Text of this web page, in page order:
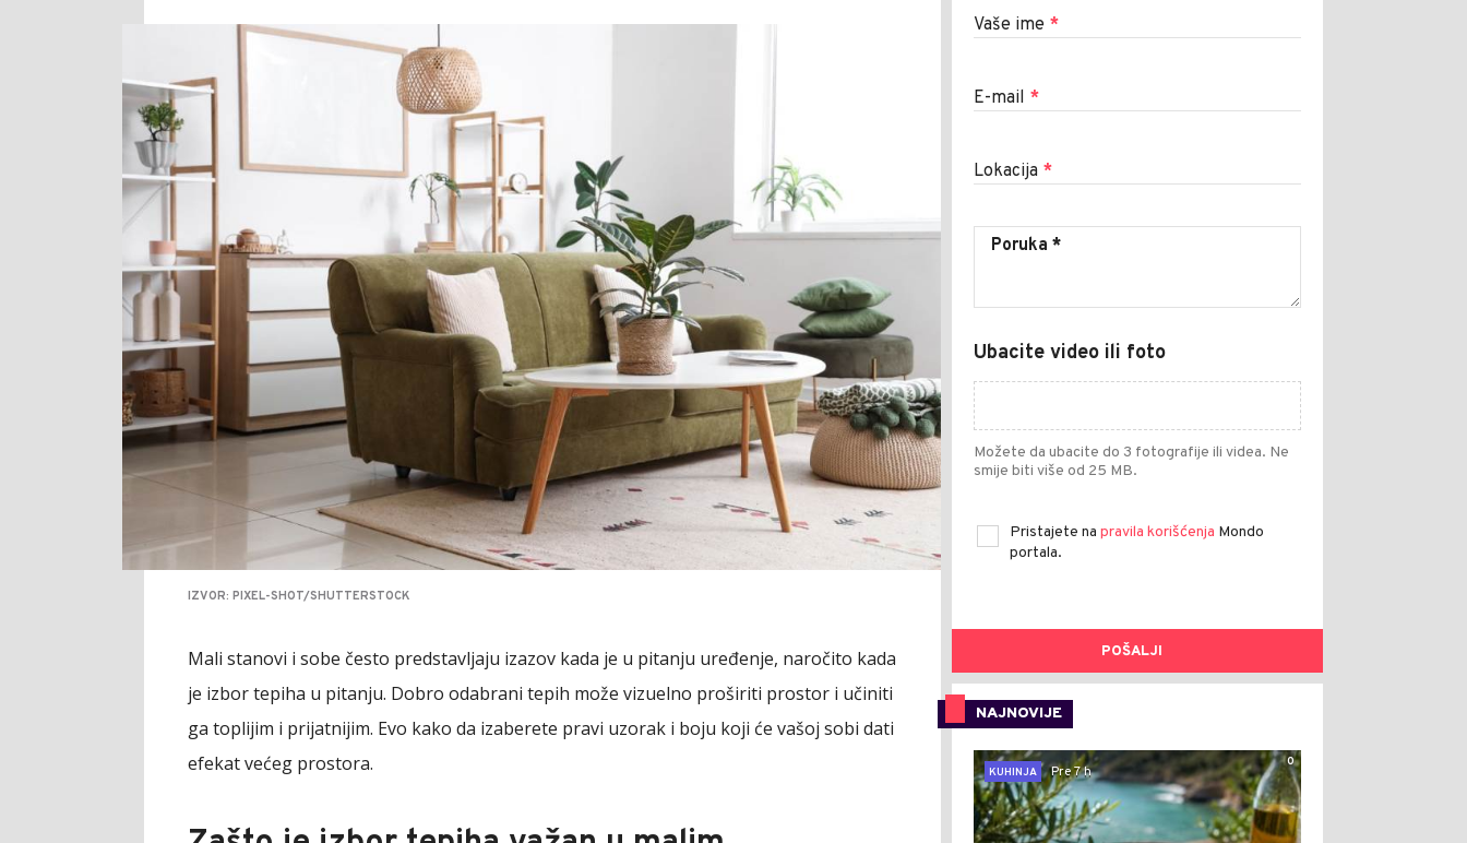
IZVOR: PIXEL-SHOT/SHUTTERSTOCK
Mali stanovi i sobe često predstavljaju izazov kada je u pitanju uređenje, naročito kada
je izbor tepiha u pitanju. Dobro odabrani tepih može vizuelno proširiti prostor i učiniti
ga toplijim i prijatnijim. Evo kako da izaberete pravi uzorak i boju koji će vašoj sobi dati
efekat većeg prostora.
Vaše ime *
E-mail *
Lokacija *
Ubacite video ili foto
Možete da ubacite do 3 fotografije ili videa. Ne
smije biti više od 25 MB.
Pristajete na pravila korišćenja Mondo
portala.
POŠALJI
NAJNOVIJE
0
KUHINJA
Pre 7 h